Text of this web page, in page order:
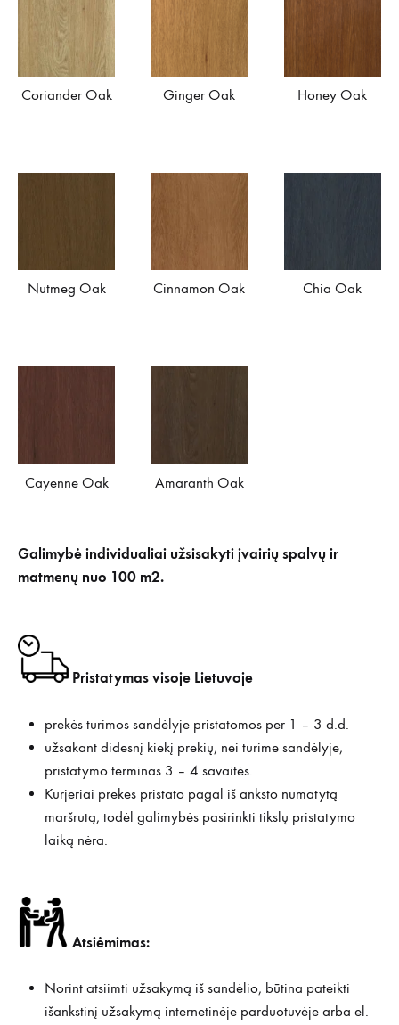
Coriander Oak Ginger Oak Honey Oak
Nutmeg Oak Cinnamon Oak Chia Oak
Cayenne Oak Amaranth Oak
Galimybė individualiai užsisakyti įvairių spalvų ir
matmenų nuo 100 m2.
Pristatymas visoje Lietuvoje
prekės turimos sandėlyje pristatomos per 1 – 3 d.d.
užsakant didesnį kiekį prekių, nei turime sandėlyje,
pristatymo terminas 3 – 4 savaitės.
Kurjeriai prekes pristato pagal iš anksto numatytą
maršrutą, todėl galimybės pasirinkti tikslų pristatymo
laiką nėra.
Atsiėmimas:
Norint atsiimti užsakymą iš sandėlio, būtina pateikti
išankstinį užsakymą internetinėje parduotuvėje arba el.